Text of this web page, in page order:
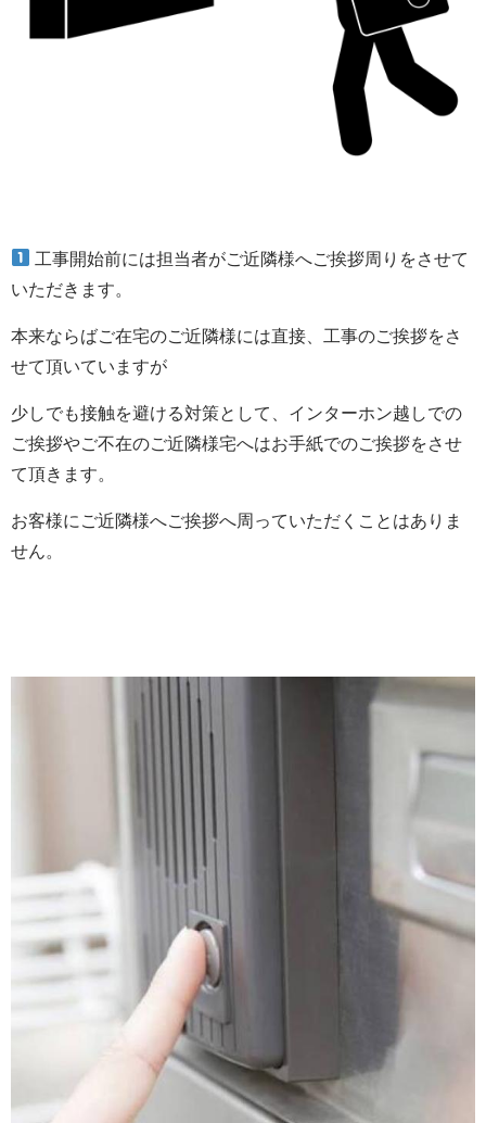
工事開始前には担当者がご近隣様へご挨拶周りをさせて
いただきます。
本来ならばご在宅のご近隣様には直接、工事のご挨拶をさ
せて頂いていますが
少しでも接触を避ける対策として、インターホン越しでの
ご挨拶やご不在のご近隣様宅へはお手紙でのご挨拶をさせ
て頂きます。
お客様にご近隣様へご挨拶へ周っていただくことはありま
せん。